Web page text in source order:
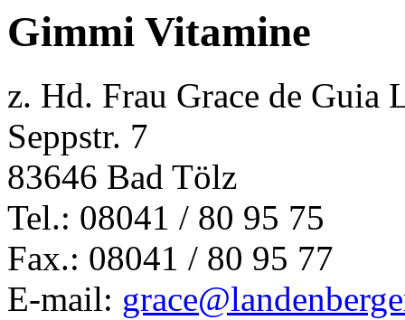
Gimmi Vitamine
z. Hd. Frau Grace de Guia
Seppstr. 7
83646 Bad Tölz
Tel.: 08041 / 80 95 75
Fax.: 08041 / 80 95 77
E-mail: